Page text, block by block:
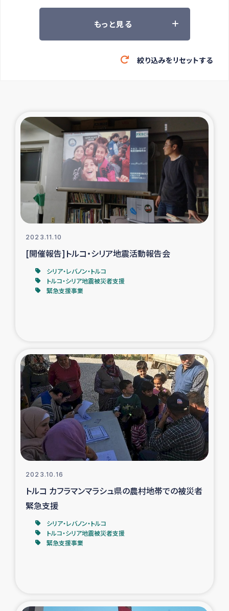
ツアー参加者の声
緊急救援の時代
東ティモール豪雨緊急支援
大雨による洪水被災者支援
カカオ生産者支援事業
シリア国内避難民・帰還民の生活再建支援
トルコにおけるシリア難民支援事業
インドネシア中部 スラウェシの地震・津波被災者支援
スリランカ ムライティブ県帰還民の生活再建支援
スリランカ南部洪水被災者支援
スリランカの南北女性をつなぐサリー・リサイクル・プロ
ジェクト
復興支援事業
民際教育事業
令和6年能登半島地震 緊急支援
もっと見る
絞り込みをリセットする
2023.11.10
[開催報告]トルコ・シリア地震活動報告会
シリア・レバノン・トルコ
トルコ・シリア地震被災者支援
緊急支援事業
2023.10.16
トルコ カフラマンマラシュ県の農村地帯での被災者
緊急支援
シリア・レバノン・トルコ
トルコ・シリア地震被災者支援
緊急支援事業